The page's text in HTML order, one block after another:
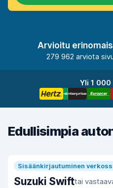
Arvioitu
279 962 arviota
Yli 1
Edullisimpia
Sisäänkirjautuminen
Suzuki Swifttai